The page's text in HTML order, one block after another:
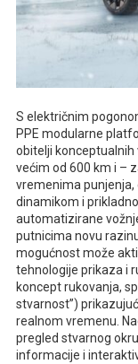
S električnim
PPE modularne
obitelji konceptualnih
većim od 600 km i –
vremenima punjenja,
dinamikom i
automatizirane
putnicima novu
mogućnost može
tehnologije prikaza i
koncept rukovanja,
stvarnost”)
realnom vremenu.
pregled stvarnog
informacije i